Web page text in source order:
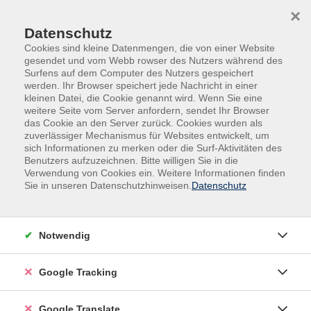
Zeitleiste
Meilensteine
MAI 1, 2012 - 16:42
7.1.0 - Wartungs release
JANUAR 1, 2016 - 16:42
8.0.0 - Großer Release
JANUAR 1, 2019 - 16:42
9.0.0 - Großer Release
Datenschutz
Cookies sind kleine Datenmengen, die von einer Website
gesendet und vom Webb rowser des Nutzers während des
Surfens auf dem Computer des Nutzers gespeichert
werden. Ihr Browser speichert jede Nachricht in einer
kleinen Datei, die Cookie genannt wird. Wenn Sie eine
weitere Seite vom Server anfordern, sendet Ihr Browser
das Cookie an den Server zurück. Cookies wurden als
zuverlässiger Mechanismus für Websites entwickelt, um
sich Informationen zu merken oder die Surf-Aktivitäten des
Benutzers aufzuzeichnen. Bitte willigen Sie in die
Verwendung von Cookies ein. Weitere Informationen finden
Sie in unseren Datenschutzhinweisen. Datenschutz
×
Notwendig
Google Tracking